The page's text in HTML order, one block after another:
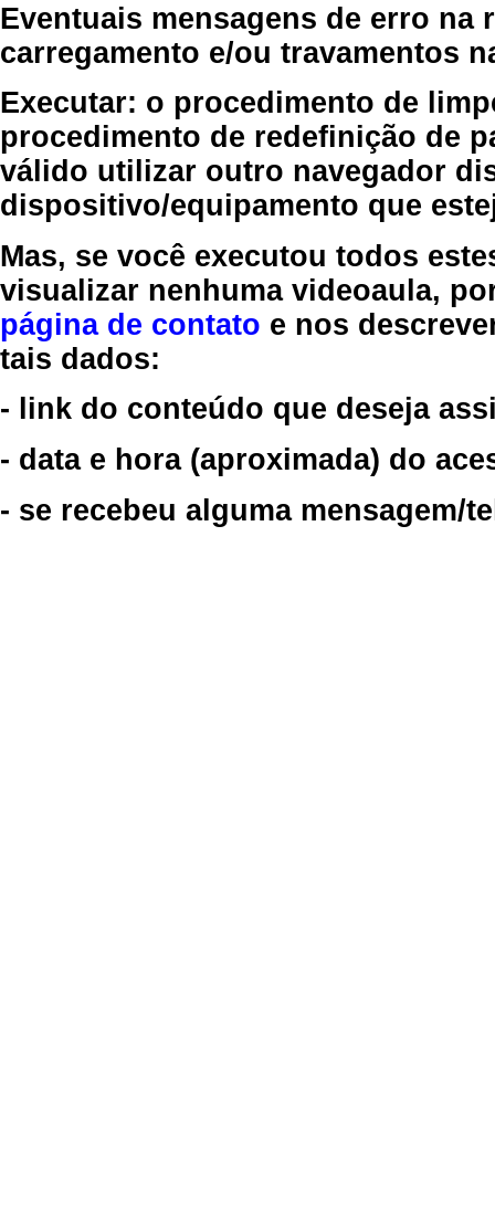
Eventuais mensagens de erro
carregamento e/ou travamentos
Executar: o procedimento de
procedimento de redefinição de
válido utilizar outro navegador
dispositivo/equipamento que
Mas, se você executou todos
visualizar nenhuma videoaula,
página de contato e nos
tais dados:
- link do conteúdo que deseja
- data e hora (aproximada) do
- se recebeu alguma mensagem/